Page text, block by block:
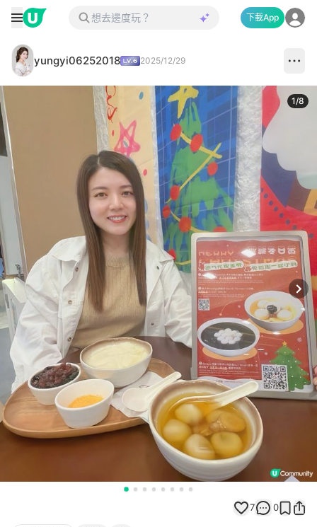
下載App
yungyi06252018 2025/12/29
1/8
7 0